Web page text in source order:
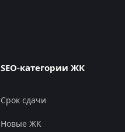
SEO-категории ЖК
Срок сдачи
Новые ЖК